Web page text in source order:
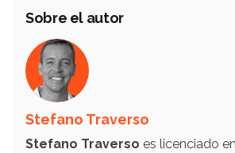
Sobre el autor
Stefano Traverso
Stefano Traverso es licenciado